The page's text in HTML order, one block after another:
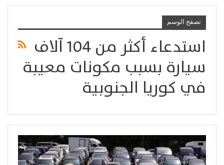
تصفح الوسم
استدعاء أكثر من 104 آلاف
سيارة بسبب مكونات معيبة
في كوريا الجنوبية